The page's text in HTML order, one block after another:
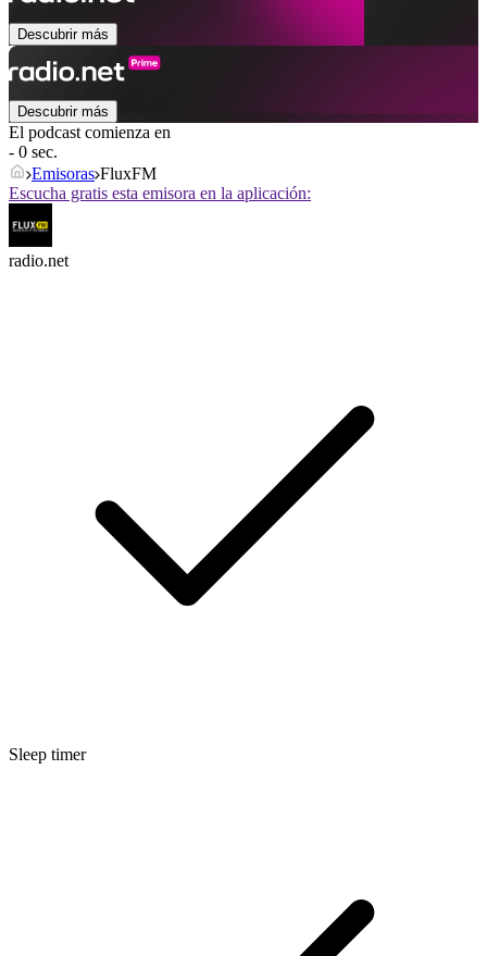
Descubrir más
Descubrir más
El podcast comienza en
- 0 sec.
Emisoras FluxFM
Escucha gratis esta emisora en la aplicación:
radio.net
Sleep timer